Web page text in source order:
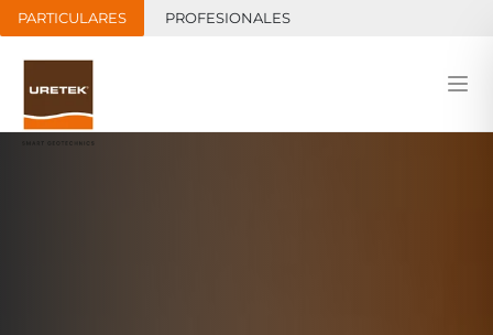
PARTICULARES PROFESIONALES